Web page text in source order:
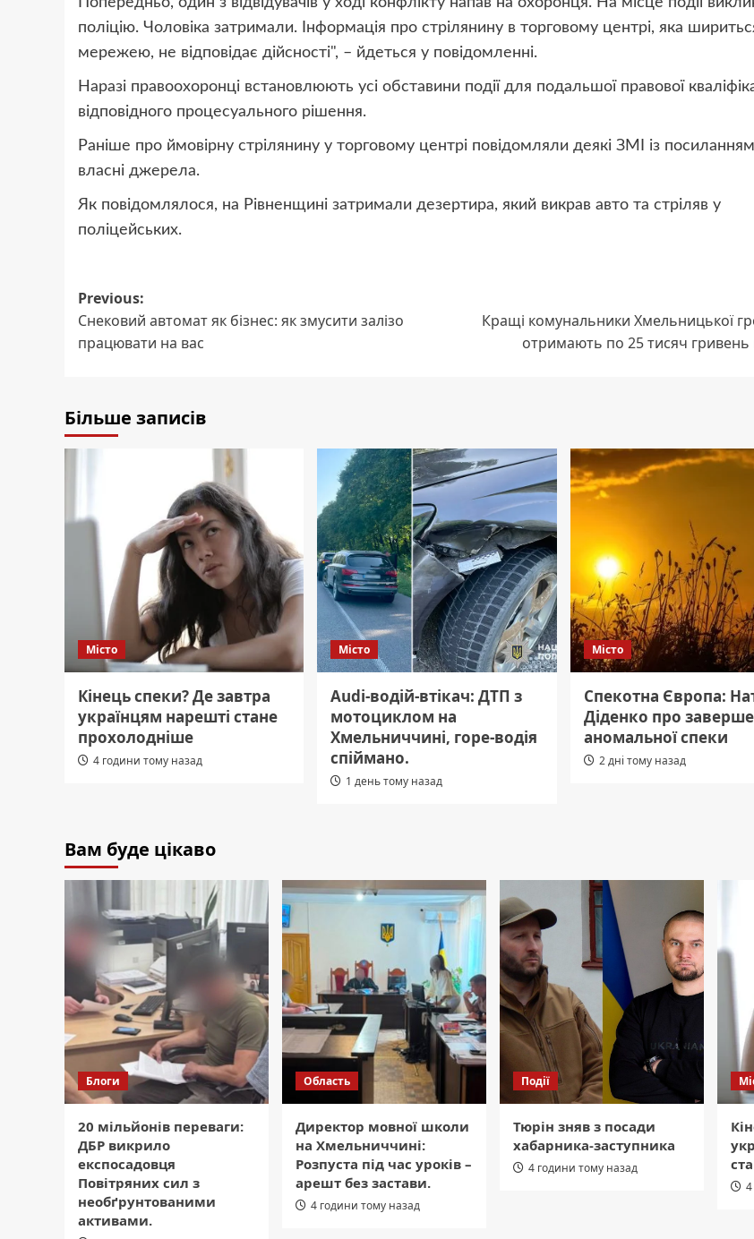
поліцію. Чоловіка затримали. Інформація про стрілянину в торговому центрі, яка
мережею, не відповідає дійсності", – йдеться у повідомленні.
Наразі правоохоронці встановлюють усі обставини події для подальшої правової
відповідного процесуального рішення.
Раніше про ймовірну стрілянину у торговому центрі повідомляли деякі ЗМІ із
власні джерела.
Як повідомлялося, на Рівненщині затримали дезертира, який викрав авто та стріляв у
поліцейських.
Post
navigation
Previous:
Снековий автомат як бізнес: як змусити залізо
працювати на вас
Кращі комунальники Хмельницької
отримають по 25 тисяч гривень
Більше записів
Місто
Кінець спеки? Де завтра
українцям нарешті стане
прохолодніше
4 години тому назад
Місто
Audi-водій-втікач: ДТП з
мотоциклом на
Хмельниччині, горе-водія
спіймано.
1 день тому назад
Місто
Спекотна Європа:
Діденко про
аномальної спеки
2 дні тому назад
Вам буде цікаво
Блоги
20 мільйонів переваги:
ДБР викрило
експосадовця
Повітряних сил з
необґрунтованими
активами.
Область
Директор мовної школи
на Хмельниччині:
Розпуста під час уроків –
арешт без застави.
4 години тому назад
Події
Тюрін зняв з посади
хабарника-заступника
4 години тому назад